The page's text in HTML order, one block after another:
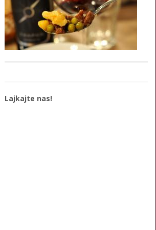
Lajkajte nas!